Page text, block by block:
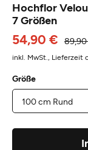
Hochflor
7 Größen
54,90 €
inkl. MwSt., Lieferzeit
Größe